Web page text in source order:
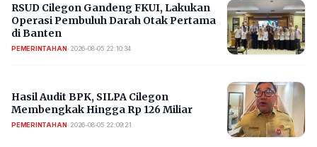
RSUD Cilegon Gandeng FKUI, Lakukan
Operasi Pembuluh Darah Otak Pertama
di Banten
PEMERINTAHAN• 2026-08-05 22:10:34
Hasil Audit BPK, SILPA Cilegon
Membengkak Hingga Rp 126 Miliar
PEMERINTAHAN• 2026-08-05 22:09:21